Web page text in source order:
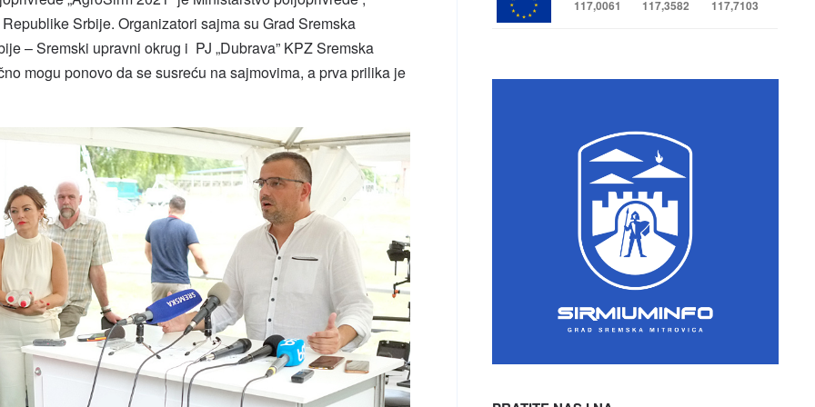
Srbije. Organizatori sajma su Grad Sremska
– Sremski upravni okrug i PJ „Dubrava” KPZ Sremska
mogu ponovo da se susreću na sajmovima, a prva prilika je
117,0061 117,3582 117,7103